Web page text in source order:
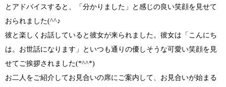
とアドバイスすると、
「分かりました」
と感じの良い笑顔を見せて
おられました(^^♪
彼と楽しくお話していると彼女が来られました。彼女は 「こんにち
は。お世話になります」
といつも通りの優しそうな可愛い笑顔を見
せてご挨拶されました(*^^*)
お二人をご紹介してお見合いの席にご案内して、お見合いが始まる